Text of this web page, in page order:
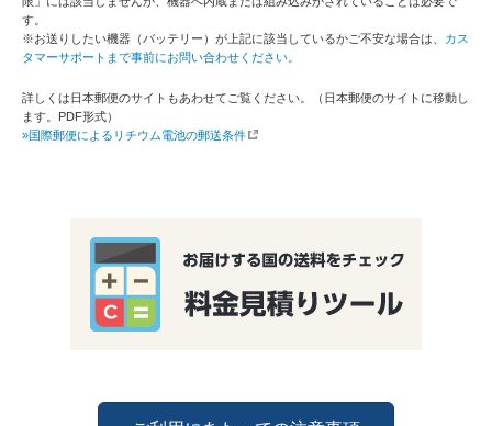
す。
※お送りしたい機器（バッテリー）が上記に該当しているかご不安な場合は、 カス
タマーサポートまで事前にお問い合わせください。
詳しくは日本郵便のサイトもあわせてご覧ください。（日本郵便のサイトに移動し
ます。PDF形式）
»国際郵便によるリチウム電池の郵送条件